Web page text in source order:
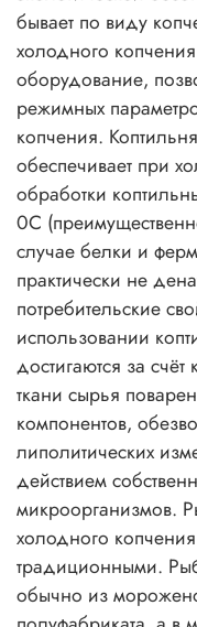
бывает по виду
холодного
оборудование,
режимных
копчения.
обеспечивает при
обработки
0С
случае белки и
практически не
потребительские
использовании
достигаются за
ткани сырья
компонентов,
липолитических
действием
микроорганизмов.
холодного
традиционными.
обычно из